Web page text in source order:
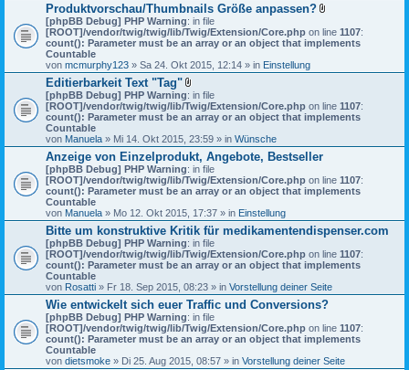
Produktvorschau/Thumbnails Größe anpassen?
a
t
a
a
n
[phpBB Debug] PHP Warning: in file
[ROOT]/vendor/twig/twig/lib/Twig/Extension/Core.php on line 1107:
count(): Parameter must be an array or an object that implements
Countable
von mcmurphy123 » Sa 24. Okt 2015, 12:14 » in Einstellung
Editierbarkeit Text "Tag"
D
a
i
a
n
h
a
n
[phpBB Debug] PHP Warning: in file
[ROOT]/vendor/twig/twig/lib/Twig/Extension/Core.php on line 1107:
count(): Parameter must be an array or an object that implements
Countable
von Manuela » Mi 14. Okt 2015, 23:59 » in Wünsche
Anzeige von Einzelprodukt, Angebote, Bestseller
[phpBB Debug] PHP Warning: in file
[ROOT]/vendor/twig/twig/lib/Twig/Extension/Core.php on line 1107:
count(): Parameter must be an array or an object that implements
Countable
von Manuela » Mo 12. Okt 2015, 17:37 » in Einstellung
Bitte um konstruktive Kritik für medikamentendispenser.com
[phpBB Debug] PHP Warning: in file
[ROOT]/vendor/twig/twig/lib/Twig/Extension/Core.php on line 1107:
count(): Parameter must be an array or an object that implements
Countable
von Rosatti » Fr 18. Sep 2015, 08:23 » in Vorstellung deiner Seite
Wie entwickelt sich euer Traffic und Conversions?
[phpBB Debug] PHP Warning: in file
[ROOT]/vendor/twig/twig/lib/Twig/Extension/Core.php on line 1107:
count(): Parameter must be an array or an object that implements
Countable
von dietsmoke » Di 25. Aug 2015, 08:57 » in Vorstellung deiner Seite